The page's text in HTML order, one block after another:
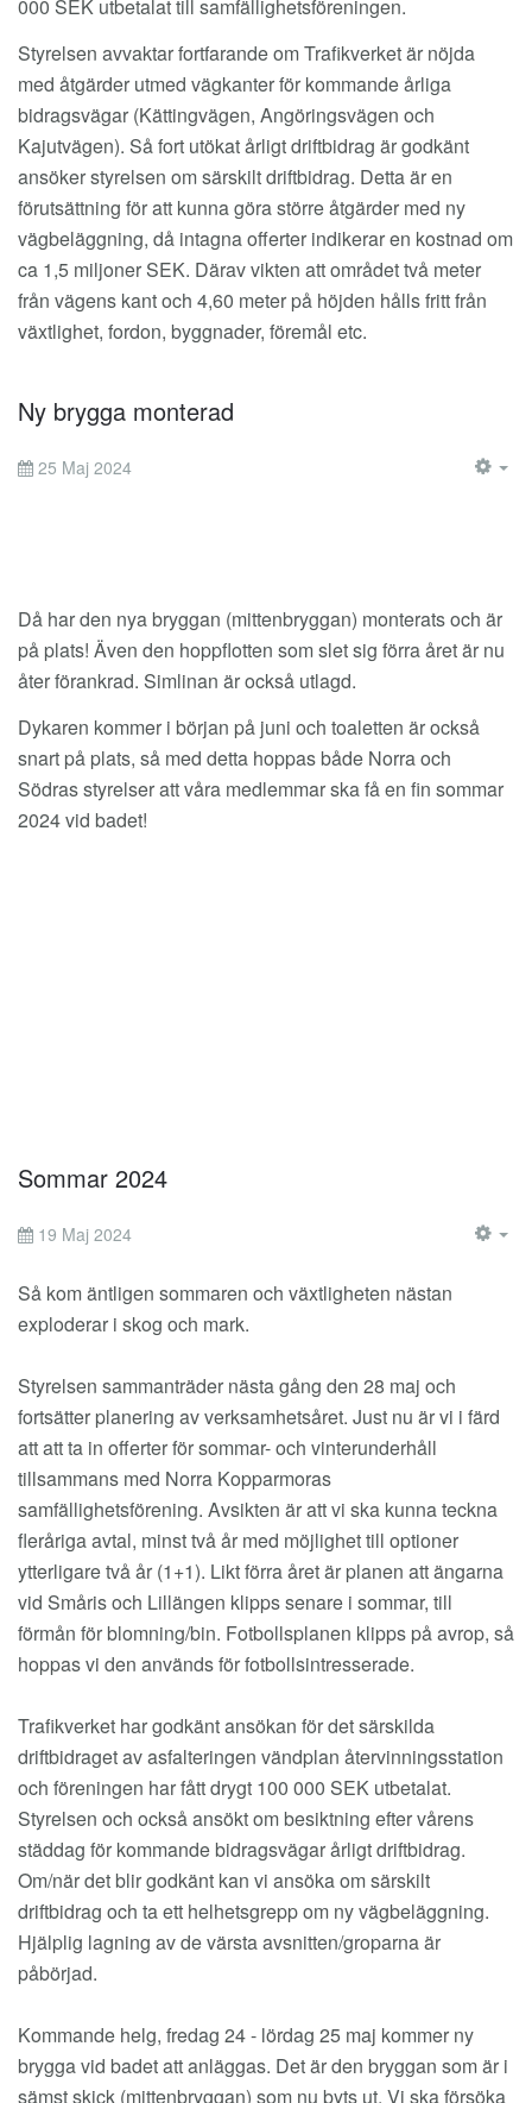
000 SEK utbetalat till samfällighetsföreningen.
Styrelsen avvaktar fortfarande om Trafikverket är nöjda
med åtgärder utmed vägkanter för kommande årliga
bidragsvägar (Kättingvägen, Angöringsvägen och
Kajutvägen). Så fort utökat årligt driftbidrag är godkänt
ansöker styrelsen om särskilt driftbidrag. Detta är en
förutsättning för att kunna göra större åtgärder med ny
vägbeläggning, då intagna offerter indikerar en kostnad om
ca 1,5 miljoner SEK. Därav vikten att området två meter
från vägens kant och 4,60 meter på höjden hålls fritt från
växtlighet, fordon, byggnader, föremål etc.
Ny brygga monterad
25 Maj 2024
Då har den nya bryggan (mittenbryggan) monterats och är
på plats! Även den hoppflotten som slet sig förra året är nu
åter förankrad. Simlinan är också utlagd.
Dykaren kommer i början på juni och toaletten är också
snart på plats, så med detta hoppas både Norra och
Södras styrelser att våra medlemmar ska få en fin sommar
2024 vid badet!
Sommar 2024
19 Maj 2024
Så kom äntligen sommaren och växtligheten nästan
exploderar i skog och mark.
Styrelsen sammanträder nästa gång den 28 maj och
fortsätter planering av verksamhetsåret. Just nu är vi i färd
att att ta in offerter för sommar- och vinterunderhåll
tillsammans med Norra Kopparmoras
samfällighetsförening. Avsikten är att vi ska kunna teckna
fleråriga avtal, minst två år med möjlighet till optioner
ytterligare två år (1+1). Likt förra året är planen att ängarna
vid Småris och Lillängen klipps senare i sommar, till
förmån för blomning/bin. Fotbollsplanen klipps på avrop, så
hoppas vi den används för fotbollsintresserade.
Trafikverket har godkänt ansökan för det särskilda
driftbidraget av asfalteringen vändplan återvinningsstation
och föreningen har fått drygt 100 000 SEK utbetalat.
Styrelsen och också ansökt om besiktning efter vårens
städdag för kommande bidragsvägar årligt driftbidrag.
Om/när det blir godkänt kan vi ansöka om särskilt
driftbidrag och ta ett helhetsgrepp om ny vägbeläggning.
Hjälplig lagning av de värsta avsnitten/groparna är
påbörjad.
Kommande helg, fredag 24 - lördag 25 maj kommer ny
brygga vid badet att anläggas. Det är den bryggan som är i
sämst skick (mittenbryggan) som nu byts ut. Vi ska försöka